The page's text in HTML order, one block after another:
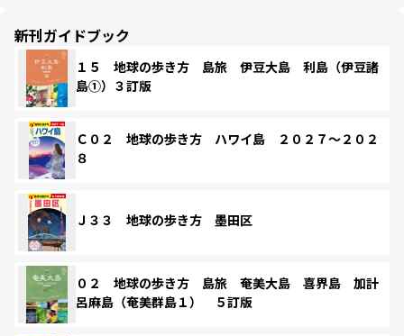
新刊ガイドブック
１５ 地球の歩き方 島旅 伊豆大島 利島（伊豆諸
島①）３訂版
Ｃ０２ 地球の歩き方 ハワイ島 ２０２７～２０２
８
Ｊ３３ 地球の歩き方 墨田区
０２ 地球の歩き方 島旅 奄美大島 喜界島 加計
呂麻島（奄美群島１） ５訂版